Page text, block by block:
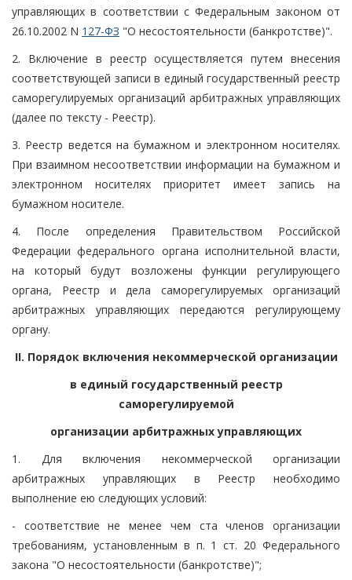
управляющих в соответствии с Федеральным законом от
26.10.2002 N 127-ФЗ "О несостоятельности (банкротстве)".
2. Включение в реестр осуществляется путем внесения
соответствующей записи в единый государственный реестр
саморегулируемых организаций арбитражных управляющих
(далее по тексту - Реестр).
3. Реестр ведется на бумажном и электронном носителях.
При взаимном несоответствии информации на бумажном и
электронном носителях приоритет имеет запись на
бумажном носителе.
4. После определения Правительством Российской
Федерации федерального органа исполнительной власти,
на который будут возложены функции регулирующего
органа, Реестр и дела саморегулируемых организаций
арбитражных управляющих передаются регулирующему
органу.
II. Порядок включения некоммерческой организации
в единый государственный реестр
саморегулируемой
организации арбитражных управляющих
1. Для включения некоммерческой организации
арбитражных управляющих в Реестр необходимо
выполнение ею следующих условий:
- соответствие не менее чем ста членов организации
требованиям, установленным в п. 1 ст. 20 Федерального
закона "О несостоятельности (банкротстве)";